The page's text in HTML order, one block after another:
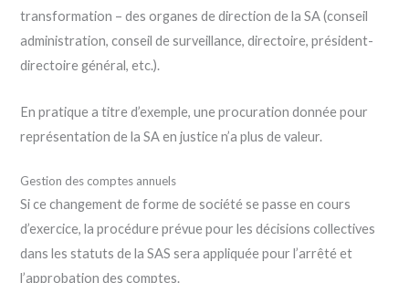
transformation – des organes de direction de la SA (conseil
administration, conseil de surveillance, directoire, président-
directoire général, etc.).
En pratique a titre d’exemple, une procuration donnée pour
représentation de la SA en justice n’a plus de valeur.
Gestion des comptes annuels
Si ce changement de forme de société se passe en cours
d’exercice, la procédure prévue pour les décisions collectives
dans les statuts de la SAS sera appliquée pour l’arrêté et
l’approbation des comptes.